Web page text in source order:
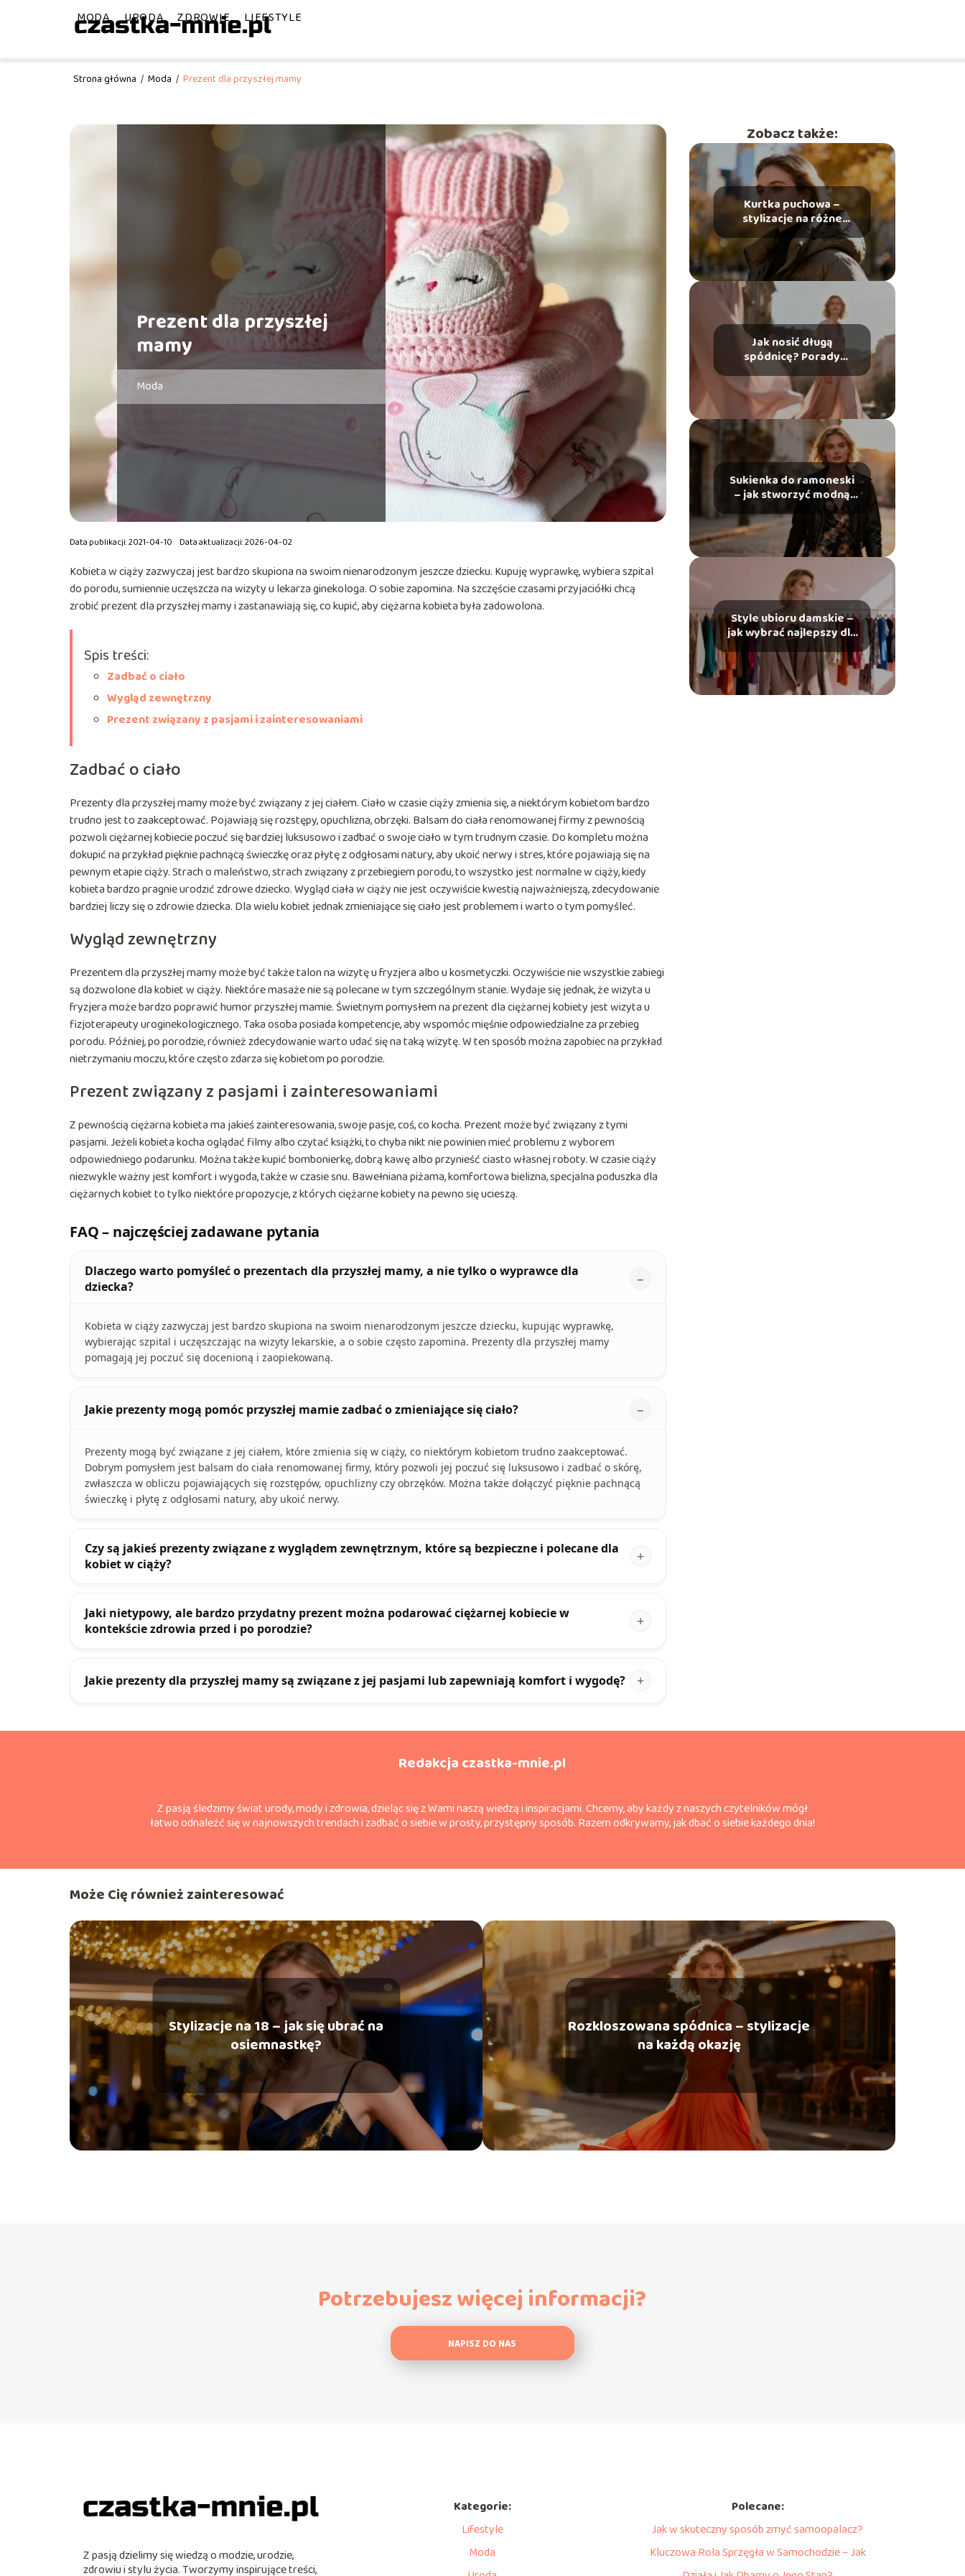
MODA URODA ZDROWIE LIFESTYLE
Strona główna / Moda / Prezent dla przyszłej mamy
Prezent dla przyszłej
mamy
Moda
Data publikacji: 2021-04-10 Data aktualizacji: 2026-04-02
Kobieta w ciąży zazwyczaj jest bardzo skupiona na swoim nienarodzonym jeszcze dziecku. Kupuję wyprawkę, wybiera szpital
do porodu, sumiennie uczęszcza na wizyty u lekarza ginekologa. O sobie zapomina. Na szczęście czasami przyjaciółki chcą
zrobić prezent dla przyszłej mamy i zastanawiają się, co kupić, aby ciężarna kobieta była zadowolona.
Spis treści:
Zadbać o ciało
Wygląd zewnętrzny
Prezent związany z pasjami i zainteresowaniami
Zadbać o ciało
Prezenty dla przyszłej mamy może być związany z jej ciałem. Ciało w czasie ciąży zmienia się, a niektórym kobietom bardzo
trudno jest to zaakceptować. Pojawiają się rozstępy, opuchlizna, obrzęki. Balsam do ciała renomowanej firmy z pewnością
pozwoli ciężarnej kobiecie poczuć się bardziej luksusowo i zadbać o swoje ciało w tym trudnym czasie. Do kompletu można
dokupić na przykład pięknie pachnącą świeczkę oraz płytę z odgłosami natury, aby ukoić nerwy i stres, które pojawiają się na
pewnym etapie ciąży. Strach o maleństwo, strach związany z przebiegiem porodu, to wszystko jest normalne w ciąży, kiedy
kobieta bardzo pragnie urodzić zdrowe dziecko. Wygląd ciała w ciąży nie jest oczywiście kwestią najważniejszą, zdecydowanie
bardziej liczy się o zdrowie dziecka. Dla wielu kobiet jednak zmieniające się ciało jest problemem i warto o tym pomyśleć.
Wygląd zewnętrzny
Prezentem dla przyszłej mamy może być także talon na wizytę u fryzjera albo u kosmetyczki. Oczywiście nie wszystkie zabiegi
są dozwolone dla kobiet w ciąży. Niektóre masaże nie są polecane w tym szczególnym stanie. Wydaje się jednak, że wizyta u
fryzjera może bardzo poprawić humor przyszłej mamie. Świetnym pomysłem na prezent dla ciężarnej kobiety jest wizyta u
fizjoterapeuty uroginekologicznego. Taka osoba posiada kompetencje, aby wspomóc mięśnie odpowiedzialne za przebieg
porodu. Później, po porodzie, również zdecydowanie warto udać się na taką wizytę. W ten sposób można zapobiec na przykład
nietrzymaniu moczu, które często zdarza się kobietom po porodzie.
Prezent związany z pasjami i zainteresowaniami
Z pewnością ciężarna kobieta ma jakieś zainteresowania, swoje pasje, coś, co kocha. Prezent może być związany z tymi
pasjami. Jeżeli kobieta kocha oglądać filmy albo czytać książki, to chyba nikt nie powinien mieć problemu z wyborem
odpowiedniego podarunku. Można także kupić bombonierkę, dobrą kawę albo przynieść ciasto własnej roboty. W czasie ciąży
niezwykle ważny jest komfort i wygoda, także w czasie snu. Bawełniana piżama, komfortowa bielizna, specjalna poduszka dla
ciężarnych kobiet to tylko niektóre propozycje, z których ciężarne kobiety na pewno się ucieszą.
FAQ – najczęściej zadawane pytania
Dlaczego warto pomyśleć o prezentach dla przyszłej mamy, a nie tylko o wyprawce dla
dziecka?
Kobieta w ciąży zazwyczaj jest bardzo skupiona na swoim nienarodzonym jeszcze dziecku, kupując wyprawkę,
wybierając szpital i uczęszczając na wizyty lekarskie, a o sobie często zapomina. Prezenty dla przyszłej mamy
pomagają jej poczuć się docenioną i zaopiekowaną.
Jakie prezenty mogą pomóc przyszłej mamie zadbać o zmieniające się ciało?
Prezenty mogą być związane z jej ciałem, które zmienia się w ciąży, co niektórym kobietom trudno zaakceptować.
Dobrym pomysłem jest balsam do ciała renomowanej firmy, który pozwoli jej poczuć się luksusowo i zadbać o skórę,
zwłaszcza w obliczu pojawiających się rozstępów, opuchlizny czy obrzęków. Można także dołączyć pięknie pachnącą
świeczkę i płytę z odgłosami natury, aby ukoić nerwy.
Czy są jakieś prezenty związane z wyglądem zewnętrznym, które są bezpieczne i polecane dla
kobiet w ciąży?
Jaki nietypowy, ale bardzo przydatny prezent można podarować ciężarnej kobiecie w
kontekście zdrowia przed i po porodzie?
Jakie prezenty dla przyszłej mamy są związane z jej pasjami lub zapewniają komfort i wygodę?
Zobacz także:
Kurtka puchowa –
stylizacje na różne
okazje
Jak nosić długą
spódnicę? Porady
stylizacyjne
Sukienka do ramoneski
– jak stworzyć modną
stylizację?
Style ubioru damskie –
jak wybrać najlepszy dla
siebie?
Redakcja czastka-mnie.pl
Z pasją śledzimy świat urody, mody i zdrowia, dzieląc się z Wami naszą wiedzą i inspiracjami. Chcemy, aby każdy z naszych czytelników mógł
łatwo odnaleźć się w najnowszych trendach i zadbać o siebie w prosty, przystępny sposób. Razem odkrywamy, jak dbać o siebie każdego dnia!
Może Cię również zainteresować
Stylizacje na 18 – jak się ubrać na
osiemnastkę?
Rozkloszowana spódnica – stylizacje
na każdą okazję
Potrzebujesz więcej informacji?
NAPISZ DO NAS
Z pasją dzielimy się wiedzą o modzie, urodzie,
zdrowiu i stylu życia. Tworzymy inspirujące treści,
Kategorie:
Lifestyle
Moda
Polecane:
Jak w skuteczny sposób zmyć samoopalacz?
Kluczowa Rola Sprzęgła w Samochodzie – Jak